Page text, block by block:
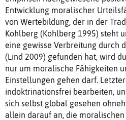
Entwicklung moralischer
von Wertebildung, der in der
Kohlberg (Kohlberg 1995) steht
eine gewisse Verbreitung durch
(Lind 2009) gefunden hat, wird
nur um moralische Fähigkeiten
Einstellungen gehen darf.
indoktrinationsfrei bearbeiten,
sich selbst global gesehen
allein darauf an, die